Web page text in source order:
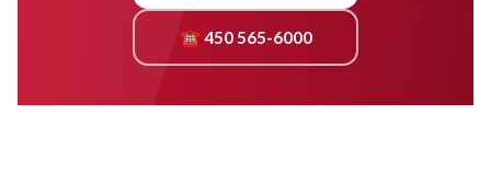
☎ 450 565-6000